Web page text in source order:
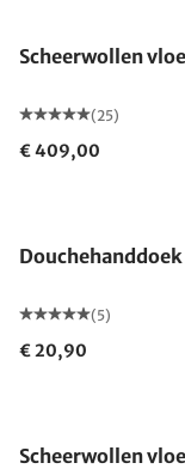
Scheerwollen
(25)
€ 409,00
(5)
€ 20,90
Scheerwollen